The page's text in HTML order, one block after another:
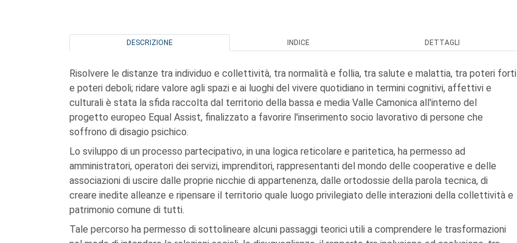
DESCRIZIONE INDICE DETTAGLI
Risolvere le distanze tra individuo e collettività, tra normalità e follia, tra salute e malattia, tra poteri forti
e poteri deboli; ridare valore agli spazi e ai luoghi del vivere quotidiano in termini cognitivi, affettivi e
culturali è stata la sfida raccolta dal territorio della bassa e media Valle Camonica all'interno del
progetto europeo Equal Assist, finalizzato a favorire l'inserimento socio lavorativo di persone che
soffrono di disagio psichico.
Lo sviluppo di un processo partecipativo, in una logica reticolare e paritetica, ha permesso ad
amministratori, operatori dei servizi, imprenditori, rappresentanti del mondo delle cooperative e delle
associazioni di uscire dalle proprie nicchie di appartenenza, dalle ortodossie della parola tecnica, di
creare inedite alleanze e ripensare il territorio quale luogo privilegiato delle interazioni della collettività e
patrimonio comune di tutti.
Tale percorso ha permesso di sottolineare alcuni passaggi teorici utili a comprendere le trasformazioni